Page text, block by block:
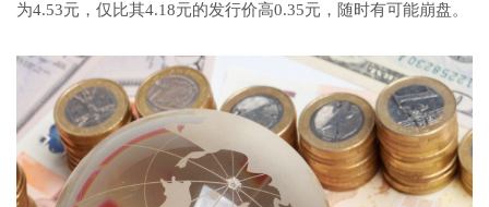
为4.53元，仅比其4.18元的发行价高0.35元，随时有可能崩盘。